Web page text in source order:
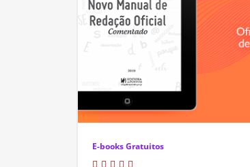
E-books Gratuitos